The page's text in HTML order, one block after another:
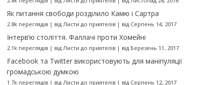
Як питання свободи розділило Камю і Сартра
2.8k переглядів| від Листи до приятелів| від Серпень 14, 2017
Інтерв’ю століття. Фаллачі проти Хомейні
2.1k переглядів| від Листи до приятелів| від Березень 11, 2017
Facebook та Twitter використовують для маніпуляції
громадською думкою
1.7k переглядів| від Листи до приятелів| від Серпень 12, 2017